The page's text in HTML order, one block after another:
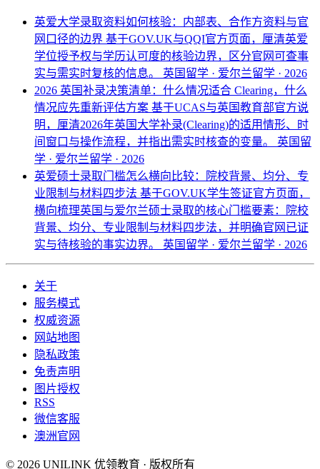
英爱大学录取资料如何核验：内部表、合作方资料与官
网口径的边界 基于GOV.UK与QQI官方页面，厘清英爱
学位授予权与学历认可度的核验边界，区分官网可查事
实与需实时复核的信息。 英国留学 · 爱尔兰留学 · 2026
2026 英国补录决策清单：什么情况适合 Clearing，什么
情况应先重新评估方案 基于UCAS与英国教育部官方说
明，厘清2026年英国大学补录(Clearing)的适用情形、时
间窗口与操作流程，并指出需实时核查的变量。 英国留
学 · 爱尔兰留学 · 2026
英爱硕士录取门槛怎么横向比较：院校背景、均分、专
业限制与材料四步法 基于GOV.UK学生签证官方页面，
横向梳理英国与爱尔兰硕士录取的核心门槛要素：院校
背景、均分、专业限制与材料四步法，并明确官网已证
实与待核验的事实边界。 英国留学 · 爱尔兰留学 · 2026
关于
服务模式
权威资源
网站地图
隐私政策
免责声明
图片授权
RSS
微信客服
澳洲官网
© 2026 UNILINK 优领教育 · 版权所有